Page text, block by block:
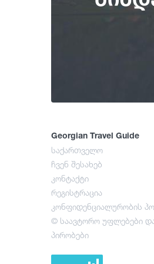
Georgian Travel Guide
საქართველო
ჩვენ შესახებ
კონტაქტი
რეგისტრაცია
კონფიდენციალურობის
© საავტორო უფლებები
პირობები